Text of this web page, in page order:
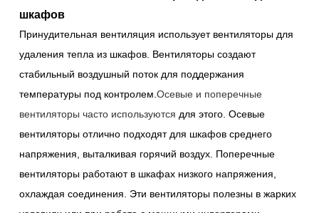
шкафов
Принудительная вентиляция использует вентиляторы для
удаления тепла из шкафов. Вентиляторы создают
стабильный воздушный поток для поддержания
температуры под контролем.Осевые и поперечные
вентиляторы часто используются для этого. Осевые
вентиляторы отлично подходят для шкафов среднего
напряжения, выталкивая горячий воздух. Поперечные
вентиляторы работают в шкафах низкого напряжения,
охлаждая соединения. Эти вентиляторы полезны в жарких